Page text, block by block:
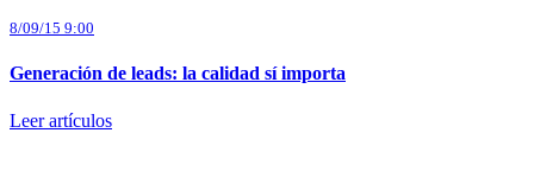
8/09/15 9:00
Generación de leads: la calidad sí importa
Leer artículos